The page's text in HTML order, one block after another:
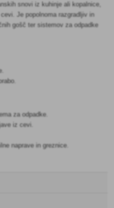
snovi iz kuhinje ali kopalnice,
Je popolnoma razgradljiv in
gošč ter sistemov za odpadke
za odpadke.
iz cevi.
naprave in greznice.